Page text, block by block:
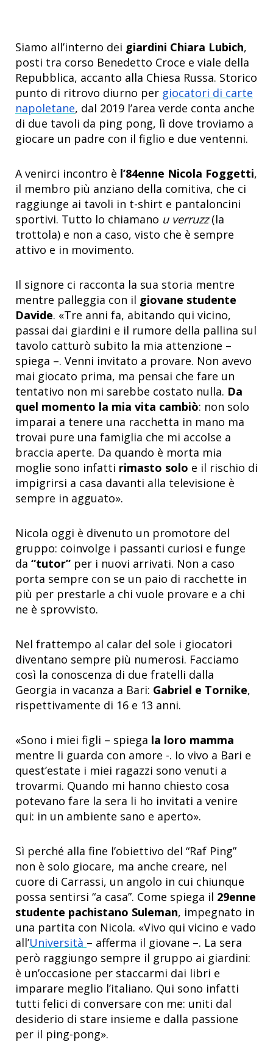
Siamo all’interno dei giardini Chiara Lubich,
posti tra corso Benedetto Croce e viale della
Repubblica, accanto alla Chiesa Russa. Storico
punto di ritrovo diurno per giocatori di carte
napoletane, dal 2019 l’area verde conta anche
di due tavoli da ping pong, lì dove troviamo a
giocare un padre con il figlio e due ventenni.
A venirci incontro è l’84enne Nicola Foggetti,
il membro più anziano della comitiva, che ci
raggiunge ai tavoli in t-shirt e pantaloncini
sportivi. Tutto lo chiamano u verruzz(la
trottola) e non a caso, visto che è sempre
attivo e in movimento.
Il signore ci racconta la sua storia mentre
mentre palleggia con il giovane studente
Davide. «Tre anni fa, abitando qui vicino,
passai dai giardini e il rumore della pallina sul
tavolo catturò subito la mia attenzione –
spiega –. Venni invitato a provare. Non avevo
mai giocato prima, ma pensai che fare un
tentativo non mi sarebbe costato nulla. Da
quel momento la mia vita cambiò: non solo
imparai a tenere una racchetta in mano ma
trovai pure una famiglia che mi accolse a
braccia aperte. Da quando è morta mia
moglie sono infatti rimasto solo e il rischio di
impigrirsi a casa davanti alla televisione è
sempre in agguato».
Nicola oggi è divenuto un promotore del
gruppo: coinvolge i passanti curiosi e funge
da “tutor” per i nuovi arrivati. Non a caso
porta sempre con se un paio di racchette in
più per prestarle a chi vuole provare e a chi
ne è sprovvisto.
Nel frattempo al calar del sole i giocatori
diventano sempre più numerosi. Facciamo
così la conoscenza di due fratelli dalla
Georgia in vacanza a Bari: Gabriel e Tornike,
rispettivamente di 16 e 13 anni.
«Sono i miei figli – spiega la loro mamma
mentre li guarda con amore -. Io vivo a Bari e
quest’estate i miei ragazzi sono venuti a
trovarmi. Quando mi hanno chiesto cosa
potevano fare la sera li ho invitati a venire
qui: in un ambiente sano e aperto».
Sì perché alla fine l’obiettivo del “Raf Ping”
non è solo giocare, ma anche creare, nel
cuore di Carrassi, un angolo in cui chiunque
possa sentirsi “a casa”. Come spiega il 29enne
studente pachistano Suleman, impegnato in
una partita con Nicola. «Vivo qui vicino e vado
all’Università – afferma il giovane –. La sera
però raggiungo sempre il gruppo ai giardini:
è un’occasione per staccarmi dai libri e
imparare meglio l’italiano. Qui sono infatti
tutti felici di conversare con me: uniti dal
desiderio di stare insieme e dalla passione
per il ping-pong».